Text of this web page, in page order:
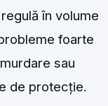
în volume
foarte
sau
de protecție.